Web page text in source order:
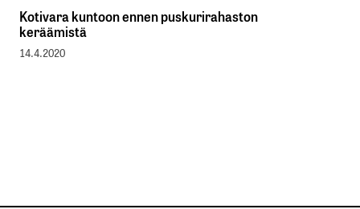
Kotivara kuntoon ennen puskurirahaston
keräämistä
14.4.2020